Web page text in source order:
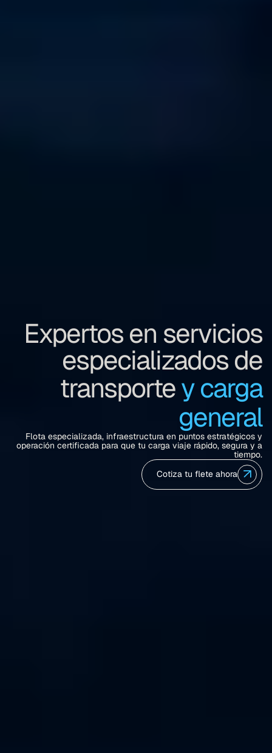
Expertos en servicios
especializados de
transportey carga
general
Flota especializada, infraestructura en puntos estratégicos y
operación certificada para que tu carga viaje rápido, segura y a
tiempo.
Cotiza tu flete ahora